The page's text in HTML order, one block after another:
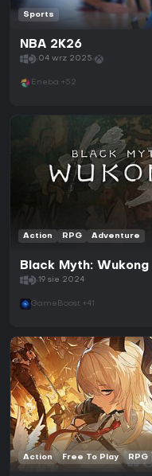
Sports
NBA 2K26
04 wrz 2025
Eneba +52
Action RPG Adventure
Black Myth: Wukong
19 sie 2024
GameBoost +41
Action Free To Play RPG